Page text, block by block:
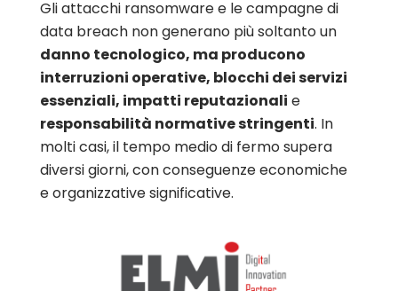
Gli attacchi ransomware e le campagne di
data breach non generano più soltanto un
danno tecnologico, ma producono
interruzioni operative, blocchi dei servizi
essenziali, impatti reputazionali e
responsabilità normative stringenti. In
molti casi, il tempo medio di fermo supera
diversi giorni, con conseguenze economiche
e organizzative significative.